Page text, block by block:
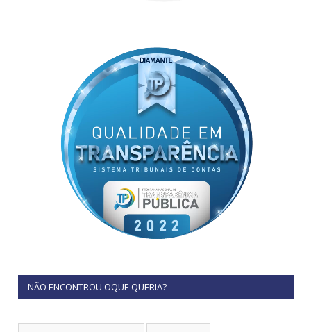
NÃO ENCONTROU OQUE QUERIA?